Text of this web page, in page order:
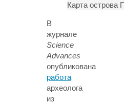
Карта острова
В
журнале
Science
Advances
опубликована
работа
археолога
из